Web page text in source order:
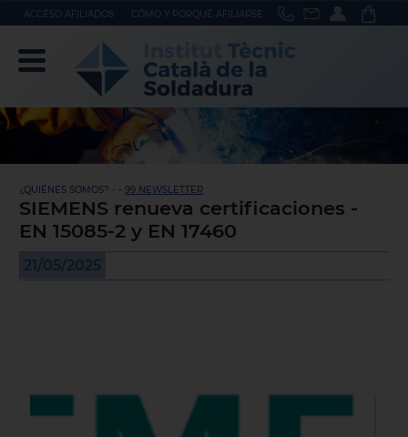
ACCÉSO AFILIADOS CÓMO Y PORQUÉ AFILIARSE
¿QUIÉNES SOMOS? - - 99 NEWSLETTER
SIEMENS renueva certificaciones -
EN 15085-2 y EN 17460
21/05/2025